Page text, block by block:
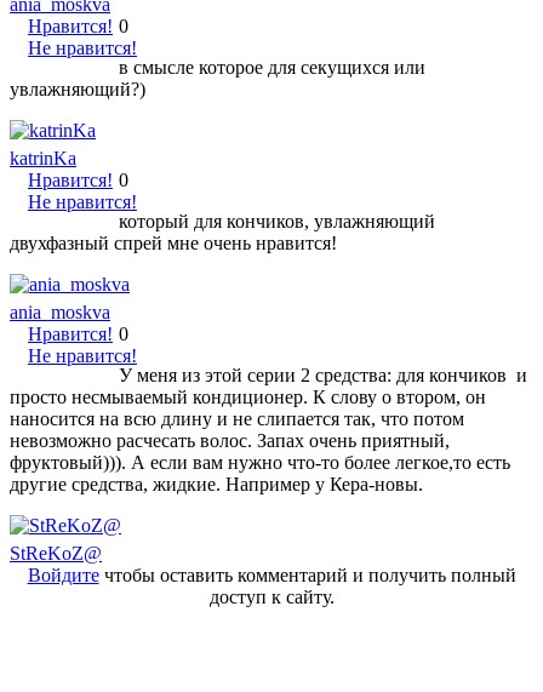
Нравится!
Не нравится!
0
в смысле которое для секущихся или
увлажняющий?)
katrinKa
Нравится!
Не нравится!
0
который для кончиков, увлажняющий
двухфазный спрей мне очень нравится!
ania_moskva
Нравится!
Не нравится!
0
У меня из этой серии 2 средства: для кончиков и
просто несмываемый кондиционер. К слову о втором, он
наносится на всю длину и не слипается так, что потом
невозможно расчесать волос. Запах очень приятный,
фруктовый))). А если вам нужно что-то более легкое,то есть
другие средства, жидкие. Например у Кера-новы.
StReKoZ@
Войдитечтобы оставить комментарий и получить полный
доступ к сайту.